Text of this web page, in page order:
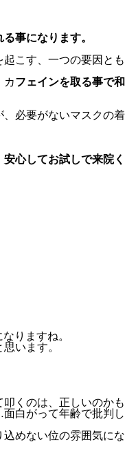
事になります。
こす、一つの要因とも
カフェインを取る事で和
必要がないマスクの着
心してお試しで来院く
りますね。
います。
くのは、正しいのかも
白がって年齢で批判し
めない位の雰囲気にな